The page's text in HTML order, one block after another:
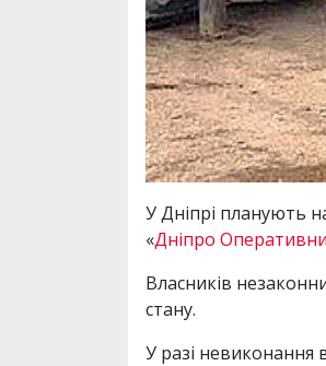
У Дніпрі планують
«Дніпро
Власників
стану.
У разі